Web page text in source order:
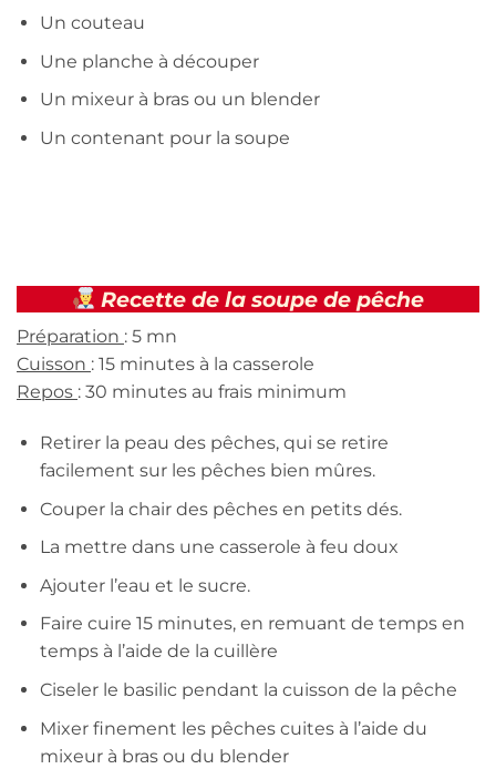
Un couteau
Une planche à découper
Un mixeur à bras ou un blender
Un contenant pour la soupe
Recette de la soupe de pêche
Préparation : 5 mn
Cuisson : 15 minutes à la casserole
Repos : 30 minutes au frais minimum
Retirer la peau des pêches, qui se retire
facilement sur les pêches bien mûres.
Couper la chair des pêches en petits dés.
La mettre dans une casserole à feu doux
Ajouter l’eau et le sucre.
Faire cuire 15 minutes, en remuant de temps en
temps à l’aide de la cuillère
Ciseler le basilic pendant la cuisson de la pêche
Mixer finement les pêches cuites à l’aide du
mixeur à bras ou du blender